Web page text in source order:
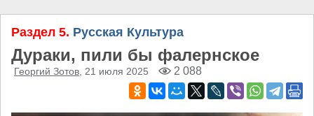
Раздел 5. Русская Культура
Дураки, пили бы фалернское
Георгий Зотов , 21 июля 2025 2 088